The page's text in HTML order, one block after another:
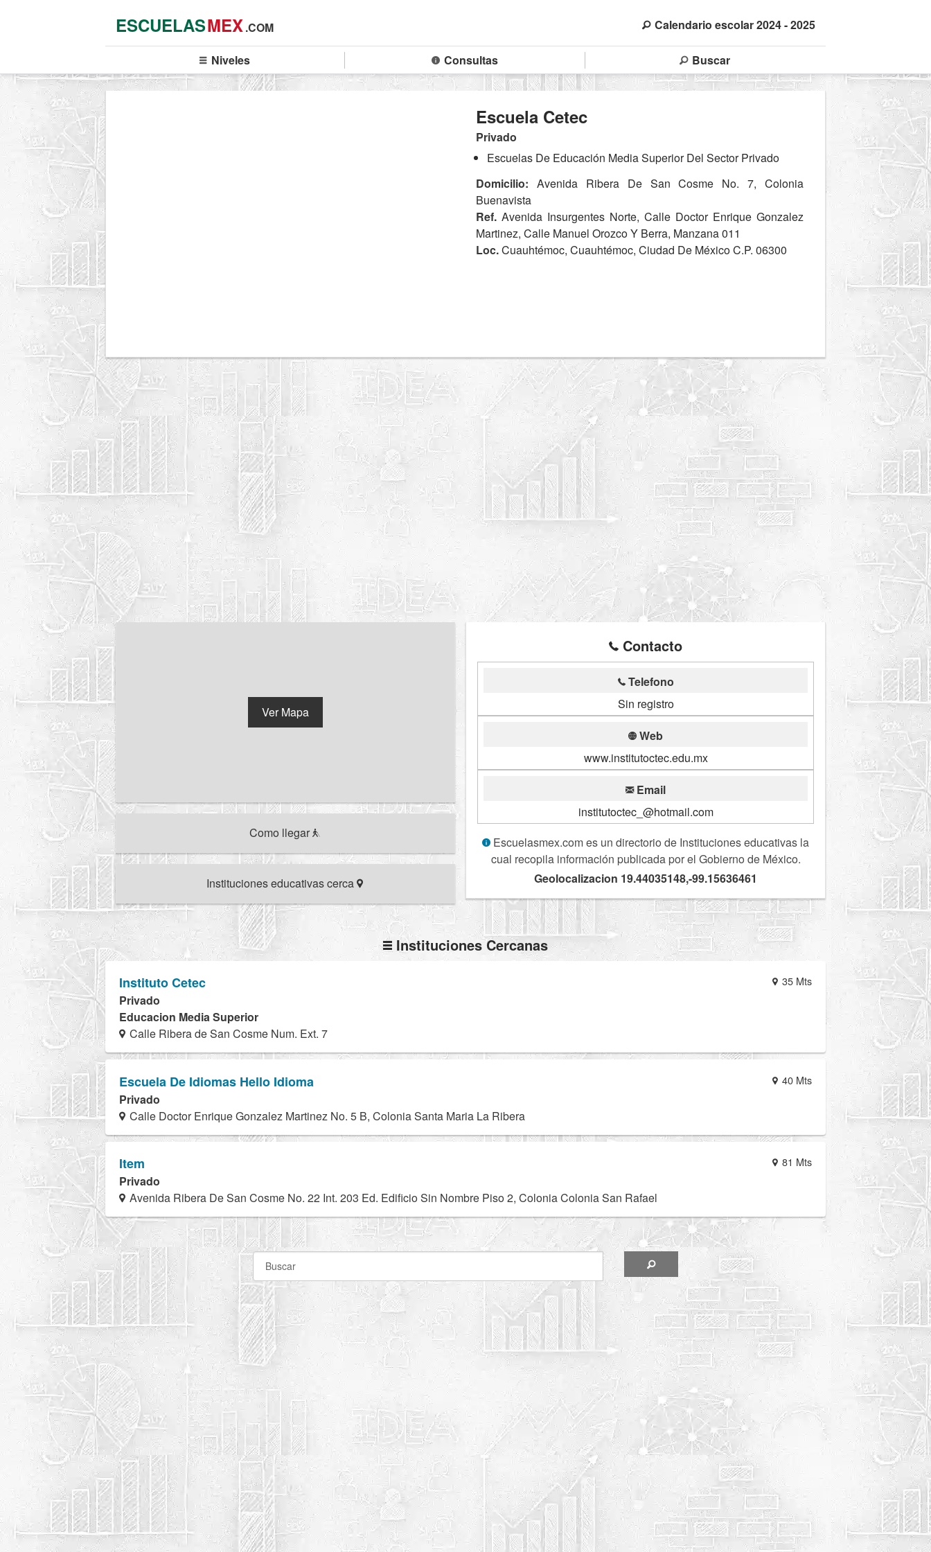
ESCUELASMEX.COM Calendario escolar 2024 - 2025
Niveles Consultas Buscar
Escuela Cetec
Privado
Escuelas De Educación Media Superior Del Sector Privado
Domicilio: Avenida Ribera De San Cosme No. 7, Colonia
Buenavista
Ref. Avenida Insurgentes Norte, Calle Doctor Enrique Gonzalez
Martinez, Calle Manuel Orozco Y Berra, Manzana 011
Loc.Cuauhtémoc, Cuauhtémoc, Ciudad De México C.P. 06300
Ver Mapa
Como llegar
Instituciones educativas cerca
Contacto
Telefono
Sin registro
Web
www.institutoctec.edu.mx
Email
institutoctec_@hotmail.com
Escuelasmex.com es un directorio de Instituciones educativas la
cual recopila información publicada por el Gobierno de México.
Geolocalizacion 19.44035148,-99.15636461
Instituciones Cercanas
35 Mts
Instituto Cetec
Privado
Educacion Media Superior
Calle Ribera de San Cosme Num. Ext. 7
40 Mts
Escuela De Idiomas Hello Idioma
Privado
Calle Doctor Enrique Gonzalez Martinez No. 5 B, Colonia Santa Maria La Ribera
81 Mts
Item
Privado
Avenida Ribera De San Cosme No. 22 Int. 203 Ed. Edificio Sin Nombre Piso 2, Colonia Colonia San Rafael